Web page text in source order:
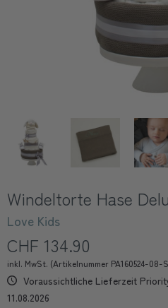
Windeltorte Hase
Love Kids
CHF 134.90
inkl. MwSt. (Artikelnummer PA160524-08-
Voraussichtliche Lieferzeit
11.08.2026